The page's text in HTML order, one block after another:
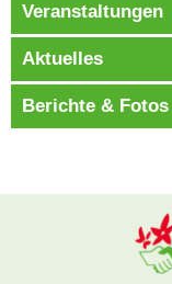
Veranstaltungen
Aktuelles
Berichte & Fotos